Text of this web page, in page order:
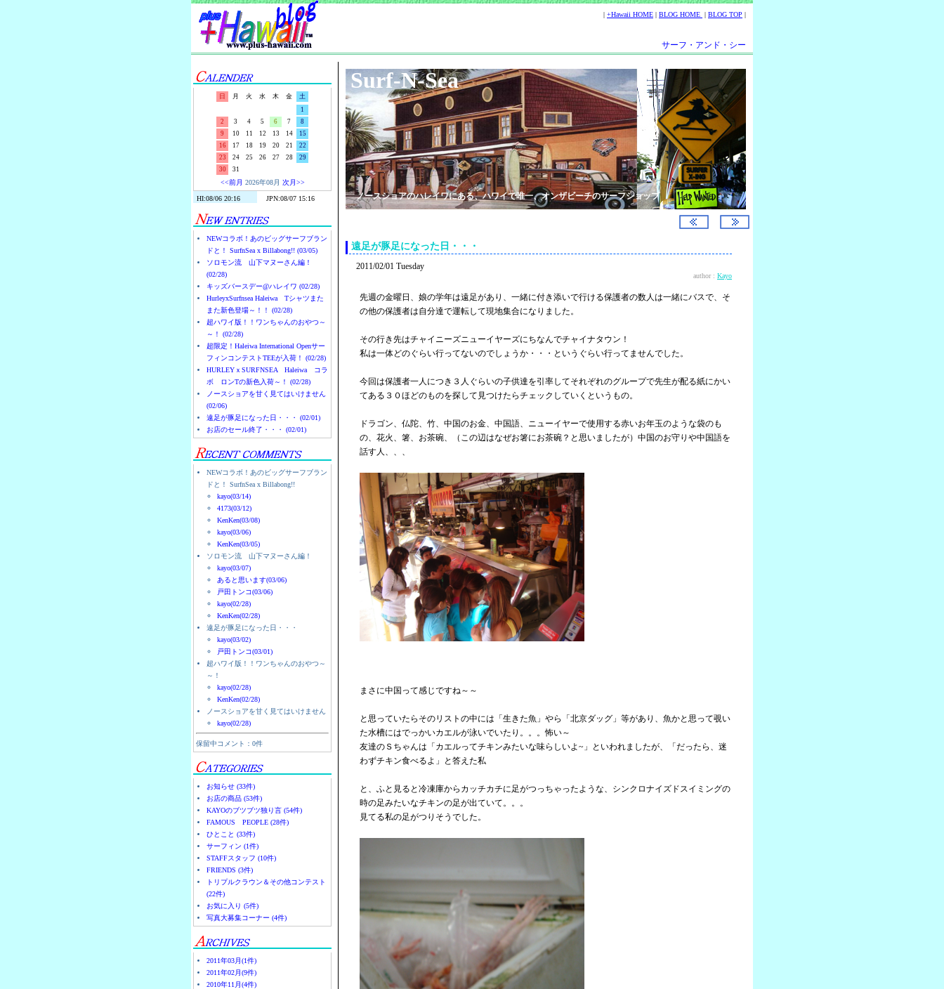
| +Hawaii HOME | BLOG HOME | BLOG TOP |
サーフ・アンド・シー
日 月 火 水 木 金
土
1
2
3 4 5 6 7
8
9
10 11 12 13 14
15
16
17 18 19 20 21
22
23
24 25 26 27 28
29
30
31
<<前月 2026年08月 次月>>
NEWコラボ！あのビッグサーフブラン
ドと！ SurfnSea x Billabong!! (03/05)
ソロモン流 山下マヌーさん編！
(02/28)
キッズバースデー@ハレイワ (02/28)
HurleyxSurfnsea Haleiwa Tシャツまた
また新色登場～！！ (02/28)
超ハワイ版！！ワンちゃんのおやつ～
～！ (02/28)
超限定！Haleiwa International Openサー
フィンコンテストTEEが入荷！ (02/28)
HURLEYｘSURFNSEA Haleiwa コラ
ボ ロンTの新色入荷～！ (02/28)
ノースショアを甘く見てはいけません
(02/06)
遠足が豚足になった日・・・ (02/01)
お店のセール終了・・・ (02/01)
NEWコラボ！あのビッグサーフブラン
ドと！ SurfnSea x Billabong!!
kayo(03/14)
4173(03/12)
KenKen(03/08)
kayo(03/06)
KenKen(03/05)
ソロモン流 山下マヌーさん編！
kayo(03/07)
あると思います(03/06)
戸田トンコ(03/06)
kayo(02/28)
KenKen(02/28)
遠足が豚足になった日・・・
kayo(03/02)
戸田トンコ(03/01)
超ハワイ版！！ワンちゃんのおやつ～
～！
kayo(02/28)
KenKen(02/28)
ノースショアを甘く見てはいけません
kayo(02/28)
保留中コメント：0件
お知らせ (33件)
お店の商品 (53件)
KAYOのブツブツ独り言 (54件)
FAMOUS PEOPLE (28件)
ひとこと (33件)
サーフィン (1件)
STAFFスタッフ (10件)
FRIENDS (3件)
トリプルクラウン＆その他コンテスト
(22件)
お気に入り (5件)
写真大募集コーナー (4件)
2011年03月(1件)
2011年02月(9件)
2010年11月(4件)
Surf-N-Sea
ノースショアのハレイワにある、ハワイで唯一、オンザビーチのサーフショップ
遠足が豚足になった日・・・
2011/02/01 Tuesday
author : Kayo
先週の金曜日、娘の学年は遠足があり、一緒に付き添いで行ける保護者の数人は一緒にバスで、そ
の他の保護者は自分達で運転して現地集合になりました。
その行き先はチャイニーズニューイヤーズにちなんでチャイナタウン！
私は一体どのぐらい行ってないのでしょうか・・・というぐらい行ってませんでした。
今回は保護者一人につき３人ぐらいの子供達を引率してそれぞれのグループで先生が配る紙にかい
てある３０ほどのものを探して見つけたらチェックしていくというもの。
ドラゴン、仏陀、竹、中国のお金、中国語、ニューイヤーで使用する赤いお年玉のような袋のも
の、花火、箸、お茶碗、（この辺はなぜお箸にお茶碗？と思いましたが）中国のお守りや中国語を
話す人、、、
まさに中国って感じですね～～
と思っていたらそのリストの中には「生きた魚」やら「北京ダッグ」等があり、魚かと思って覗い
た水槽にはでっかいカエルが泳いでいたり。。。怖い～
友達のＳちゃんは「カエルってチキンみたいな味らしいよ~」といわれましたが、「だったら、迷
わずチキン食べるよ」と答えた私
と、ふと見ると冷凍庫からカッチカチに足がつっちゃったような、シンクロナイズドスイミングの
時の足みたいなチキンの足が出ていて。。。
見てる私の足がつりそうでした。